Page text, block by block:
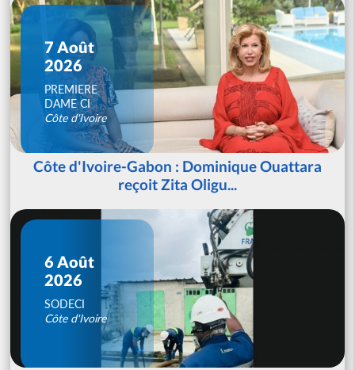
7 Août
2026
PREMIERE
DAME CI
Côte d'Ivoire
Côte d'Ivoire-Gabon : Dominique Ouattara
reçoit Zita Oligu...
6 Août
2026
SODECI
Côte d'Ivoire